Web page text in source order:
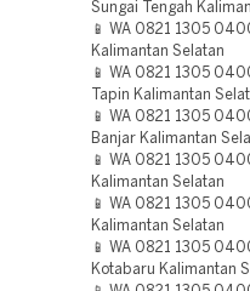
Sungai Tengah
📱 WA 0821 1305
Kalimantan Selatan
📱 WA 0821 1305
Tapin Kalimantan
📱 WA 0821 1305
Banjar Kalimantan
📱 WA 0821 1305
Kalimantan Selatan
📱 WA 0821 1305
Kalimantan Selatan
📱 WA 0821 1305
Kotabaru Kalimantan